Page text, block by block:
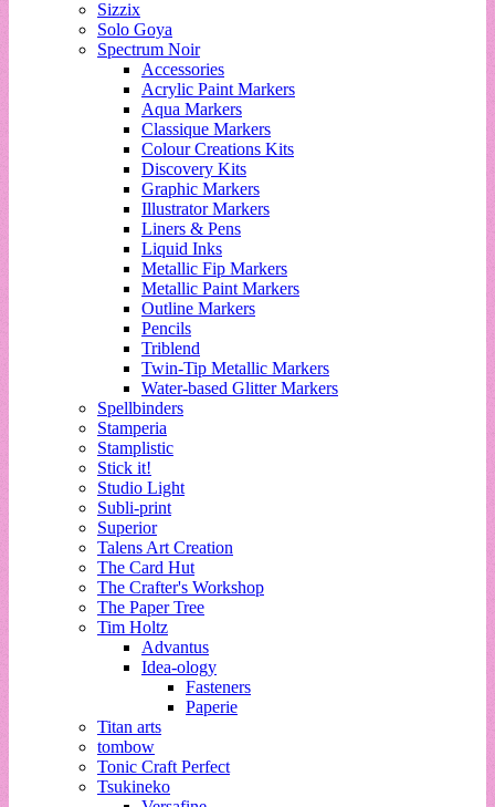
Sizzix
Solo Goya
Spectrum Noir
Accessories
Acrylic Paint Markers
Aqua Markers
Classique Markers
Colour Creations Kits
Discovery Kits
Graphic Markers
Illustrator Markers
Liners & Pens
Liquid Inks
Metallic Fip Markers
Metallic Paint Markers
Outline Markers
Pencils
Triblend
Twin-Tip Metallic Markers
Water-based Glitter Markers
Spellbinders
Stamperia
Stamplistic
Stick it!
Studio Light
Subli-print
Superior
Talens Art Creation
The Card Hut
The Crafter's Workshop
The Paper Tree
Tim Holtz
Advantus
Idea-ology
Fasteners
Paperie
Titan arts
tombow
Tonic Craft Perfect
Tsukineko